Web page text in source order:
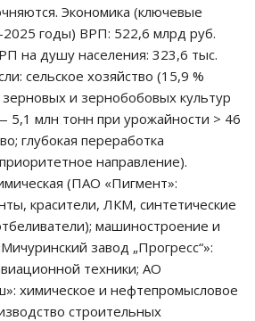
Экономика (ключевые
годы) ВРП: 522,6 млрд руб.
на душу населения: 323,6 тыс.
сельское хозяйство (15,9 %
и зернобобовых культур
5,1 млн тонн при урожайности > 46
глубокая переработка
направление).
(ПАО «Пигмент»:
красители, ЛКМ, синтетические
машиностроение и
завод „Прогресс“»:
техники; АО
химическое и нефтепромысловое
строительных